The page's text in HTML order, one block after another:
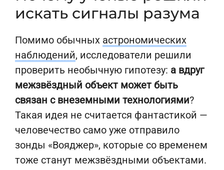
искать сигналы разума
Помимо обычных астрономических
наблюдений, исследователи решили
проверить необычную гипотезу: а вдруг
межзвёздный объект может быть
связан с внеземными технологиями?
Такая идея не считается фантастикой —
человечество само уже отправило
зонды «Вояджер», которые со временем
тоже станут межзвёздными объектами.